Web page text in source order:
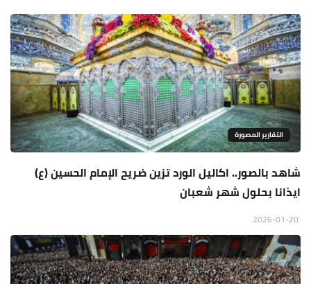
التقارير المصورة
شاهد بالصور.. اكاليل الورد تزين ضريح الإمام الحسين (ع)
ايذانا بحلول شهر شعبان